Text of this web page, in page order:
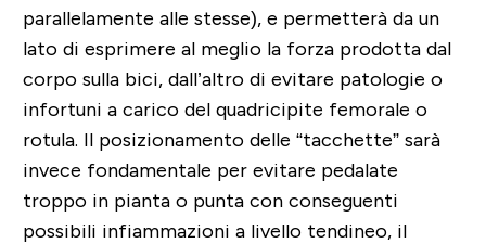
parallelamente alle stesse), e permetterà da un
lato di esprimere al meglio la forza prodotta dal
corpo sulla bici, dall’altro di evitare patologie o
infortuni a carico del quadricipite femorale o
rotula. Il posizionamento delle “tacchette” sarà
invece fondamentale per evitare pedalate
troppo in pianta o punta con conseguenti
possibili infiammazioni a livello tendineo, il